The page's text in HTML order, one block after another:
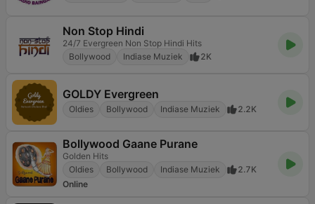
Non Stop Hindi
24/7 Evergreen Non Stop Hindi Hits
Bollywood
Indiase Muziek 2K
GOLDY Evergreen
Oldies Bollywood Indiase Muziek 2.2K
Bollywood Gaane Purane
Golden Hits
Oldies
Bollywood Indiase Muziek
2.7K
Online